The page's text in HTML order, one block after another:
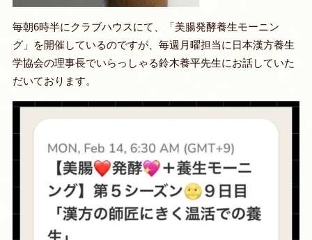
毎朝6時半にクラブハウスにて、「美腸発酵養生モーニン
グ」を開催しているのですが、毎週月曜担当に日本漢方養生
学協会の理事長でいらっしゃる鈴木養平先生にお話していた
だいております。